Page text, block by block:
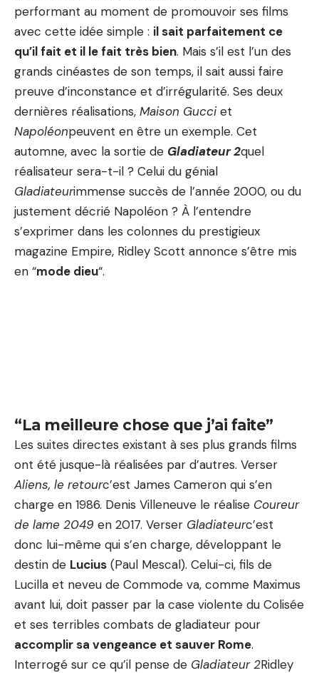
performant au moment de promouvoir ses films
avec cette idée simple : il sait parfaitement ce
qu’il fait et il le fait très bien. Mais s’il est l’un des
grands cinéastes de son temps, il sait aussi faire
preuve d’inconstance et d’irrégularité. Ses deux
dernières réalisations, Maison Gucciet
Napoléonpeuvent en être un exemple. Cet
automne, avec la sortie de Gladiateur 2quel
réalisateur sera-t-il ? Celui du génial
Gladiateurimmense succès de l’année 2000, ou du
justement décrié Napoléon ? À l’entendre
s’exprimer dans les colonnes du prestigieux
magazine Empire, Ridley Scott annonce s’être mis
en “mode dieu“.
“La meilleure chose que j’ai faite”
Les suites directes existant à ses plus grands films
ont été jusque-là réalisées par d’autres. Verser
Aliens, le retourc’est James Cameron qui s’en
charge en 1986. Denis Villeneuve le réalise Coureur
de lame 2049 en 2017. Verser Gladiateurc’est
donc lui-même qui s’en charge, développant le
destin de Lucius (Paul Mescal). Celui-ci, fils de
Lucilla et neveu de Commode va, comme Maximus
avant lui, doit passer par la case violente du Colisée
et ses terribles combats de gladiateur pour
accomplir sa vengeance et sauver Rome.
Interrogé sur ce qu’il pense de Gladiateur 2Ridley